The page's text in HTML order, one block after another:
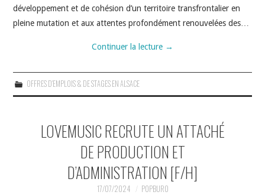
développement et de cohésion d’un territoire transfrontalier en
pleine mutation et aux attentes profondément renouvelées des…
Continuer la lecture →
OFFRES D'EMPLOIS & DE STAGES EN ALSACE
LOVEMUSIC RECRUTE UN ATTACHÉ
DE PRODUCTION ET
D’ADMINISTRATION [F/H]
17/07/2024 POPBURO